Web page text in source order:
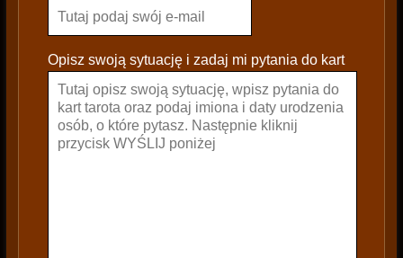
e
a
Opisz swoją sytuację i zadaj mi pytania do kart